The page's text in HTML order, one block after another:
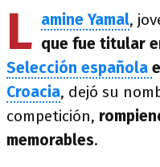
L amine Yamal,
que fue titular
Selección española
Croacia, dejó su
competición,
memorables.